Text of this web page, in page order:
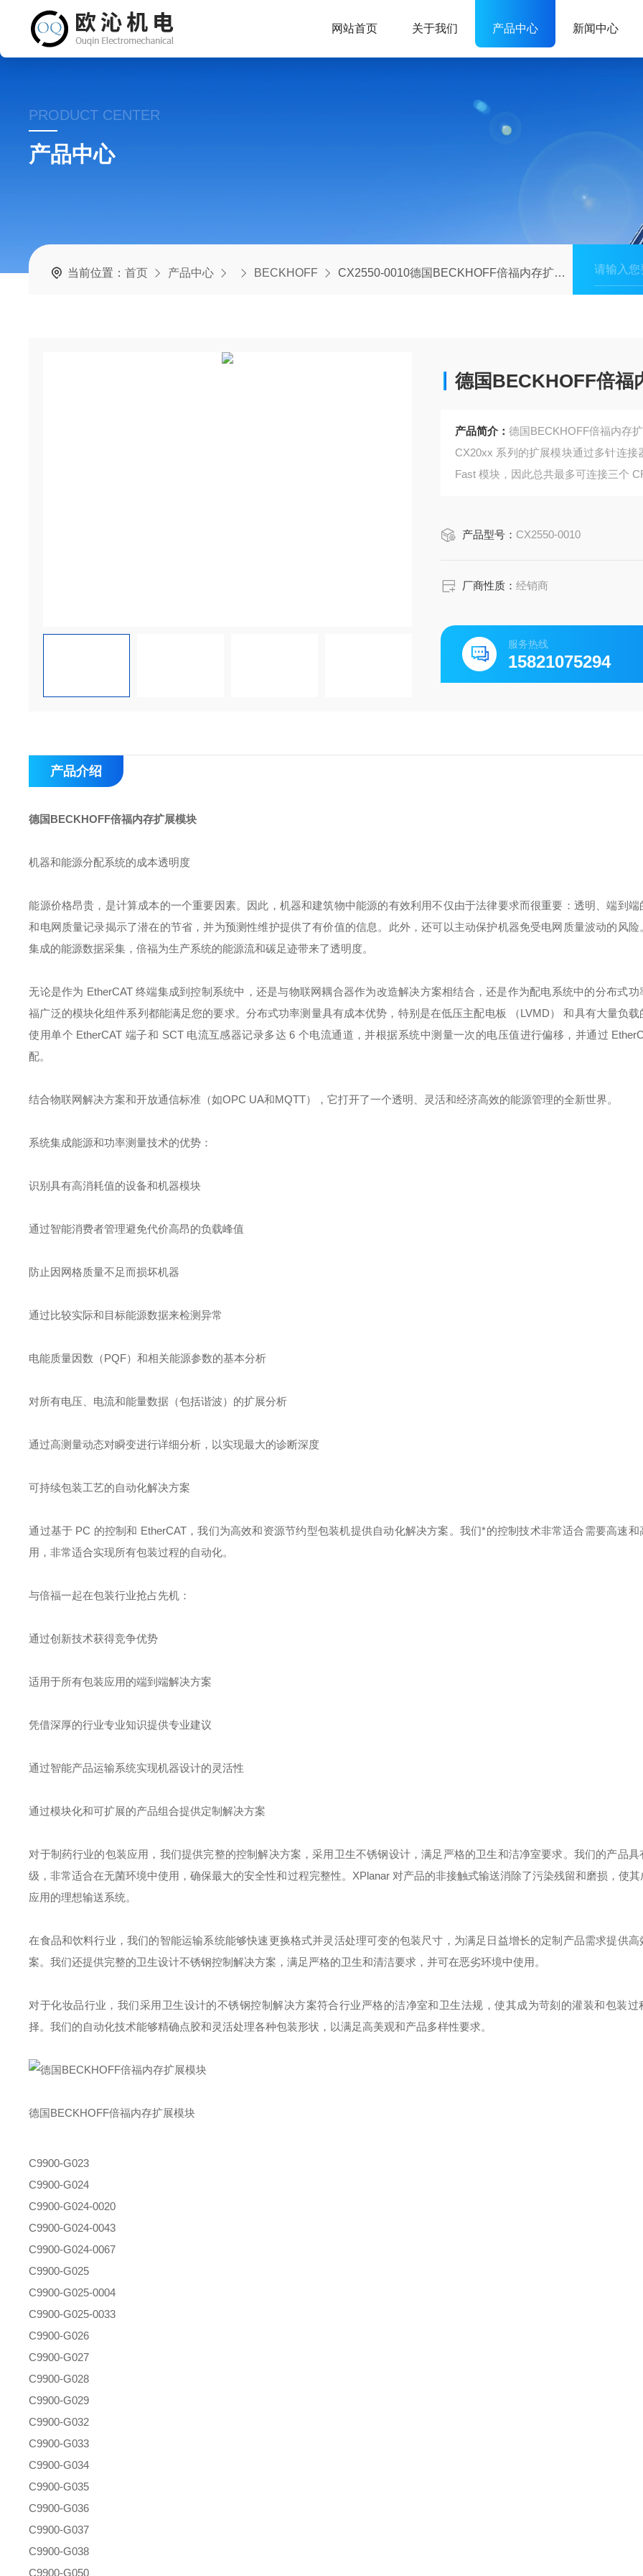
网站首页 关于我们 产品中心 新闻中心
PRODUCT CENTER
产品中心
当前位置：首页 产品中心 BECKHOFF CX2550-0010德国BECKHOFF倍福内存扩展模块
德国BECKHOFF倍福
产品简介：德国BECKHOFF倍福内存
CX20xx 系列的扩展模块通过多针连
Fast 模块，因此总共最多可连接三个
产品型号： CX2550-0010
厂商性质：经销商
服务热线
15821075294
产品介绍
德国BECKHOFF倍福内存扩展模块
机器和能源分配系统的成本透明度
能源价格昂贵，是计算成本的一个重要因素。因此，机器和建筑物中能源的有效利用不仅由于法律要求而很重要：透明、端到端
和电网质量记录揭示了潜在的节省，并为预测性维护提供了有价值的信息。此外，还可以主动保护机器免受电网质量波动的风险
集成的能源数据采集，倍福为生产系统的能源流和碳足迹带来了透明度。
无论是作为 EtherCAT 终端集成到控制系统中，还是与物联网耦合器作为改造解决方案相结合，还是作为配电系统中的分布式功
福广泛的模块化组件系列都能满足您的要求。分布式功率测量具有成本优势，特别是在低压主配电板 （LVMD） 和具有大量负载
使用单个 EtherCAT 端子和 SCT 电流互感器记录多达 6 个电流通道，并根据系统中测量一次的电压值进行偏移，并通过
配。
结合物联网解决方案和开放通信标准（如OPC UA和MQTT），它打开了一个透明、灵活和经济高效的能源管理的全新世界。
系统集成能源和功率测量技术的优势：
识别具有高消耗值的设备和机器模块
通过智能消费者管理避免代价高昂的负载峰值
防止因网格质量不足而损坏机器
通过比较实际和目标能源数据来检测异常
电能质量因数（PQF）和相关能源参数的基本分析
对所有电压、电流和能量数据（包括谐波）的扩展分析
通过高测量动态对瞬变进行详细分析，以实现最大的诊断深度
可持续包装工艺的自动化解决方案
通过基于 PC 的控制和 EtherCAT，我们为高效和资源节约型包装机提供自动化解决方案。我们*的控制技术非常适合需要高速和
用，非常适合实现所有包装过程的自动化。
与倍福一起在包装行业抢占先机：
通过创新技术获得竞争优势
适用于所有包装应用的端到端解决方案
凭借深厚的行业专业知识提供专业建议
通过智能产品运输系统实现机器设计的灵活性
通过模块化和可扩展的产品组合提供定制解决方案
对于制药行业的包装应用，我们提供完整的控制解决方案，采用卫生不锈钢设计，满足严格的卫生和洁净室要求。我们的产品具
级，非常适合在无菌环境中使用，确保最大的安全性和过程完整性。XPlanar 对产品的非接触式输送消除了污染残留和磨损，使其
应用的理想输送系统。
在食品和饮料行业，我们的智能运输系统能够快速更换格式并灵活处理可变的包装尺寸，为满足日益增长的定制产品需求提供高
案。我们还提供完整的卫生设计不锈钢控制解决方案，满足严格的卫生和清洁要求，并可在恶劣环境中使用。
对于化妆品行业，我们采用卫生设计的不锈钢控制解决方案符合行业严格的洁净室和卫生法规，使其成为苛刻的灌装和包装过
择。我们的自动化技术能够精确点胶和灵活处理各种包装形状，以满足高美观和产品多样性要求。
德国BECKHOFF倍福内存扩展模块
C9900-G023
C9900-G024
C9900-G024-0020
C9900-G024-0043
C9900-G024-0067
C9900-G025
C9900-G025-0004
C9900-G025-0033
C9900-G026
C9900-G027
C9900-G028
C9900-G029
C9900-G032
C9900-G033
C9900-G034
C9900-G035
C9900-G036
C9900-G037
C9900-G038
C9900-G050